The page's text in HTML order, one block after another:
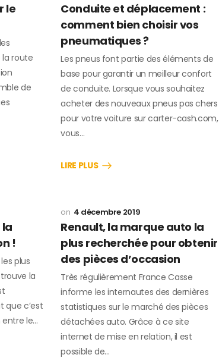
le
la route
de
Conduite et déplacement :
comment bien choisir vos
pneumatiques ?
Les pneus font partie des éléments de
base pour garantir un meilleur confort
de conduite. Lorsque vous souhaitez
acheter des nouveaux pneus pas chers
pour votre voiture sur carter-cash.com,
vous…
LIRE PLUS
!
plus
la
que c’est
entre le…
4 décembre 2019
Renault, la marque auto la
plus recherchée pour obtenir
des pièces d’occasion
Très régulièrement France Casse
informe les internautes des dernières
statistiques sur le marché des pièces
détachées auto. Grâce à ce site
internet de mise en relation, il est
possible de…